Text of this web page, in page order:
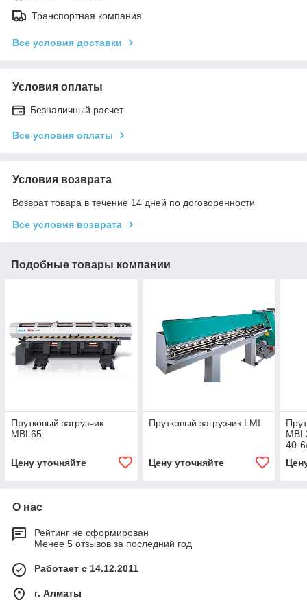
Транспортная компания
Все условия доставки
Условия оплаты
Безналичный расчет
Все условия оплаты
Условия возврата
Возврат товара в течение 14 дней по договоренности
Все условия возврата
Подобные товары компании
Прутковый загрузчик
MBL65
Цену уточняйте
Прутковый загрузчик LMI
Цену уточняйте
40-
О нас
Рейтинг не сформирован
Менее 5 отзывов за последний год
Работает с 14.12.2011
г. Алматы